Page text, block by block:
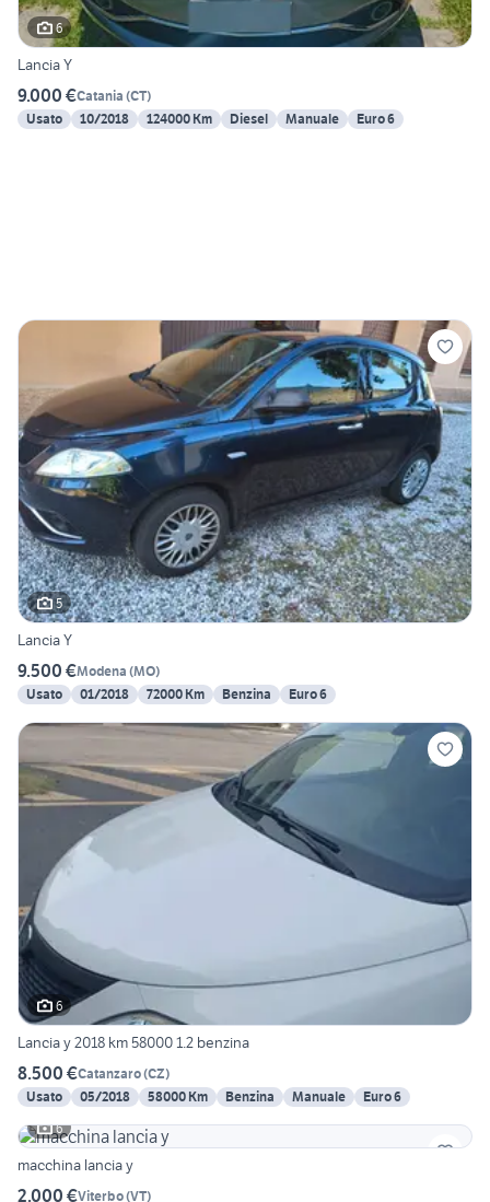
6
Lancia Y
9.000 €Catania (CT)
Usato
10/2018 124000 Km Diesel Manuale Euro 6
5
Lancia Y
9.500 €Modena (MO)
Usato
01/2018 72000 Km Benzina Euro 6
6
Lancia y 2018 km 58000 1.2 benzina
8.500 €Catanzaro(CZ)
Usato
05/2018 58000 Km Benzina Manuale
Euro 6
6
macchina lancia y
2.000 €Viterbo(VT)